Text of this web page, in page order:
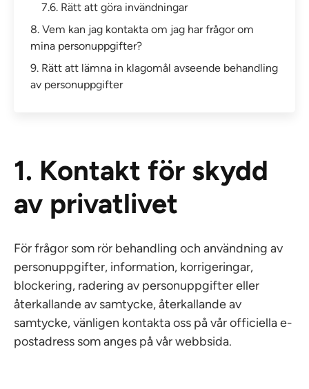
7.6. Rätt att göra invändningar
8. Vem kan jag kontakta om jag har frågor om
mina personuppgifter?
9. Rätt att lämna in klagomål avseende behandling
av personuppgifter
1. Kontakt för skydd
av privatlivet
För frågor som rör behandling och användning av
personuppgifter, information, korrigeringar,
blockering, radering av personuppgifter eller
återkallande av samtycke, återkallande av
samtycke, vänligen kontakta oss på vår officiella e-
postadress som anges på vår webbsida.